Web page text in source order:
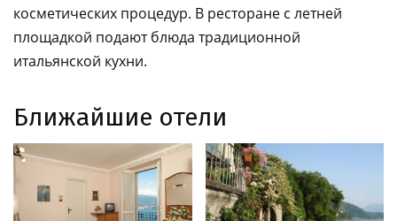
косметических процедур. В ресторане с летней
площадкой подают блюда традиционной
итальянской кухни.
Ближайшие отели